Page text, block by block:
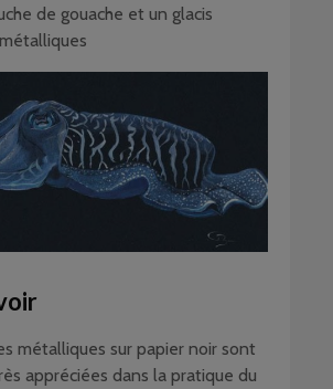
de gouache et un glacis
métalliques sur papier noir sont
appréciées dans la pratique du